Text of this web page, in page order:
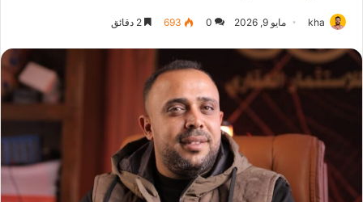
kha مايو 9, 2026 0
693